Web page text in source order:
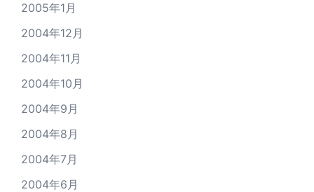
2005年1月
2004年12月
2004年11月
2004年10月
2004年9月
2004年8月
2004年7月
2004年6月